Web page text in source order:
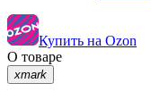
Купить на Ozon
О товаре
xmark